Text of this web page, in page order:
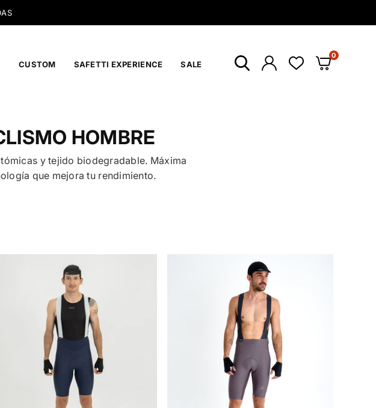
| SOLID
CUSTOM SAFETTI EXPERIENCE SALE
0
HOMBRE
y tejido biodegradable. Máxima
que mejora tu rendimiento.